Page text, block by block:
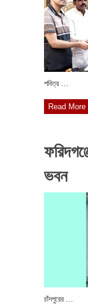
পবিত্র ...
Read More
ভবন
চাঁদপুরের ...